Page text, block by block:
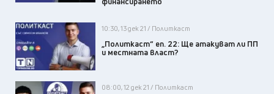
10:30, 13 дек 21 / Политкаст
„Политкаст“ еп. 22: Ще атакуват ли ПП
и местната власт?
08:00, 12 дек 21 / Политкаст